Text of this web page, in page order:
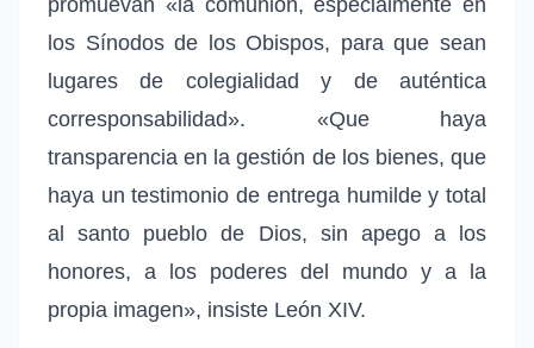
los Sínodos de los Obispos, para que sean
lugares de colegialidad y de auténtica
corresponsabilidad». «Que haya
transparencia en la gestión de los bienes, que
haya un testimonio de entrega humilde y total
al santo pueblo de Dios, sin apego a los
honores, a los poderes del mundo y a la
propia imagen», insiste León XIV.